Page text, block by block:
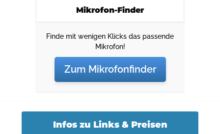
Mikrofon-Finder
Finde mit wenigen Klicks das passende
Mikrofon!
Zum Mikrofonfinder
Infos zu Links & Preisen